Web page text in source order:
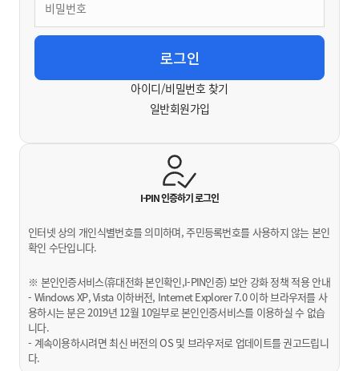
아이디/비밀번호 찾기
일반회원가입
I-PIN 인증하기로그인
인터넷 상의 개인식별번호를 의미하며, 주민등록번호를 사용하지 않는 본인
확인 수단입니다.
※ 본인인증서비스(휴대전화 본인확인,I-PIN인증) 보안 강화 정책 적용 안내
- Windows XP, Vista 이하버전, Internet Explorer 7.0 이하 브라우저를 사
용하시는 분은 2019년 12월 10일부로 본인인증서비스를 이용하실 수 없습
니다.
- 계속이용하시려면 최신 버전의 OS 및 브라우저로 업데이트를 권고드립니
다.